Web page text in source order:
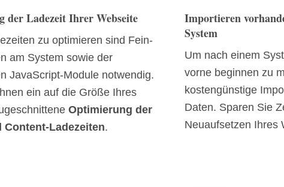
der Ladezeit Ihrer Webseite
zu optimieren sind Fein-
am System sowie der
JavaScript-Module notwendig.
ein auf die Größe Ihres
Optimierung der
Content-Ladezeiten.
Importieren
System
Um nach einem
vorne beginnen zu
kostengünstige
Daten. Sparen Sie
Neuaufsetzen Ihres